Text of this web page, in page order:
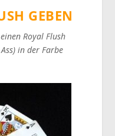
GEBEN
Royal Flush
in der Farbe